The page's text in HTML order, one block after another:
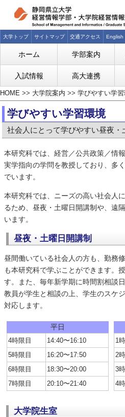
大学トップ サイトマップ 交通アクセス English
ホーム 学部案内
入試情報 高大連携
HOME >> 大学院案内 >> 学びやすい学
学びやすい学習環境
社会人にとって学びやすい昼夜・
本研究科では、経営／公共政策／情
実学指向の学問を教授しており、多
でいます。
本研究科では、ニーズの高い社会人
るため、昼夜・土曜日開講制や、遠
います。
昼夜・土曜日開講制
昼間働いている社会人の方も、勤務
も本研究科で学ぶことができます。
す。また、毎年新学期に時間割相談
教員が学生と相談の上、学生のスケ
対応します。
平日
4時限目
14:40〜16:10
5時限目
16:20〜17:50
6時限目
18:30〜20:00
7時限目
20:10〜21:40
1
2
3
4
大学院生室